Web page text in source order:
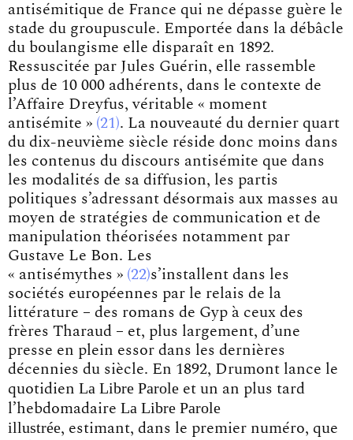
antisémitique de France qui ne dépasse guère le
stade du groupuscule. Emportée dans la débâcle
du boulangisme elle disparaît en 1892.
Ressuscitée par Jules Guérin, elle rassemble
plus de 10 000 adhérents, dans le contexte de
l’Affaire Dreyfus, véritable « moment
antisémite » 21 . La nouveauté du dernier quart
du dix-neuvième siècle réside donc moins dans
les contenus du discours antisémite que dans
les modalités de sa diffusion, les partis
politiques s’adressant désormais aux masses au
moyen de stratégies de communication et de
manipulation théorisées notamment par
Gustave Le Bon. Les
« antisémythes » 22 s’installent dans les
sociétés européennes par le relais de la
littérature – des romans de Gyp à ceux des
frères Tharaud – et, plus largement, d’une
presse en plein essor dans les dernières
décennies du siècle. En 1892, Drumont lance le
quotidien La Libre Parole et un an plus tard
l’hebdomadaire La Libre Parole
illustrée, estimant, dans le premier numéro, que